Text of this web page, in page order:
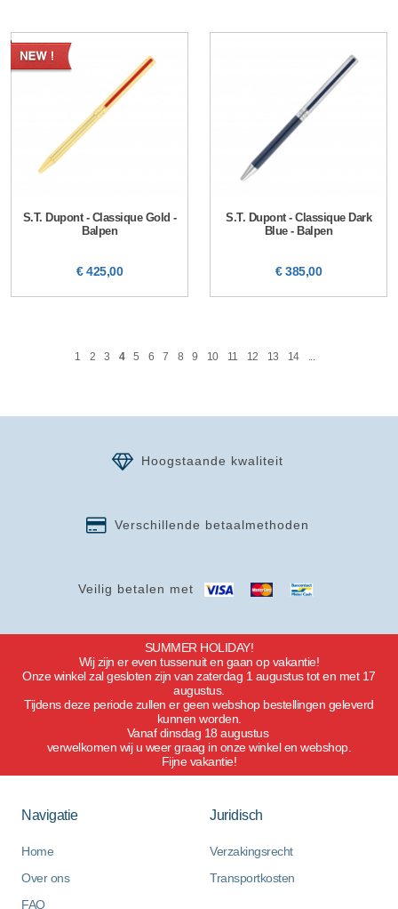
S.T. Dupont - Classique Gold -
Balpen
€ 425,00
S.T. Dupont - Classique Dark
Blue - Balpen
€ 385,00
1 2 3 4 5 6 7 8 9 10 11 12 13 14 ...
Veilig betalen met
Verschillende betaalmethoden
Hoogstaande kwaliteit
SUMMER HOLIDAY!
Wij zijn er even tussenuit en gaan op vakantie!
Onze winkel zal gesloten zijn van zaterdag 1 augustus tot en met 17
augustus.
Tijdens deze periode zullen er geen webshop bestellingen geleverd
kunnen worden.
Vanaf dinsdag 18 augustus
verwelkomen wij u weer graag in onze winkel en webshop.
Fijne vakantie!
Navigatie
Home
Over ons
FAQ
Juridisch
Verzakingsrecht
Transportkosten